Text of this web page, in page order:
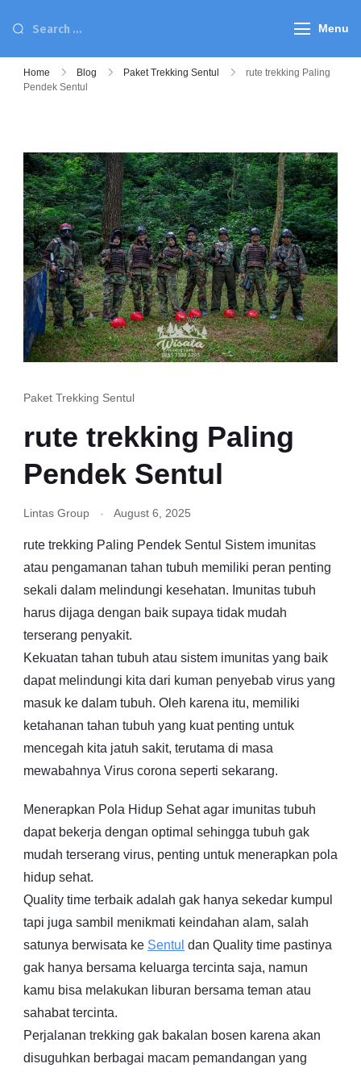
Menu
Home Blog Paket Trekking Sentul
rute trekking Paling
Pendek Sentul
Paket Trekking Sentul
rute trekking Paling
Pendek Sentul
Lintas Group August 6, 2025
rute trekking Paling Pendek Sentul Sistem imunitas
atau pengamanan tahan tubuh memiliki peran penting
sekali dalam melindungi kesehatan. Imunitas tubuh
harus dijaga dengan baik supaya tidak mudah
terserang penyakit.
Kekuatan tahan tubuh atau sistem imunitas yang baik
dapat melindungi kita dari kuman penyebab virus yang
masuk ke dalam tubuh. Oleh karena itu, memiliki
ketahanan tahan tubuh yang kuat penting untuk
mencegah kita jatuh sakit, terutama di masa
mewabahnya Virus corona seperti sekarang.
Menerapkan Pola Hidup Sehat agar imunitas tubuh
dapat bekerja dengan optimal sehingga tubuh gak
mudah terserang virus, penting untuk menerapkan pola
hidup sehat.
Quality time terbaik adalah gak hanya sekedar kumpul
tapi juga sambil menikmati keindahan alam, salah
satunya berwisata ke Sentul dan Quality time pastinya
gak hanya bersama keluarga tercinta saja, namun
kamu bisa melakukan liburan bersama teman atau
sahabat tercinta.
Perjalanan trekking gak bakalan bosen karena akan
disuguhkan berbagai macam pemandangan yang